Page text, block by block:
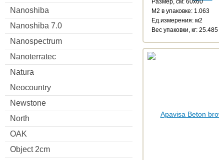
Nanoshiba
Nanoshiba 7.0
Nanospectrum
Nanoterratec
Natura
Neocountry
Newstone
North
OAK
Object 2cm
М2 в упаковке: 1.063
Ед.измерения: м2
Веc упаковки, кг: 25.485